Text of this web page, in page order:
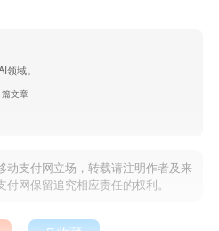
域。
篇文章
动支付网立场，转载请注明作者及来
网保留追究相应责任的权利。